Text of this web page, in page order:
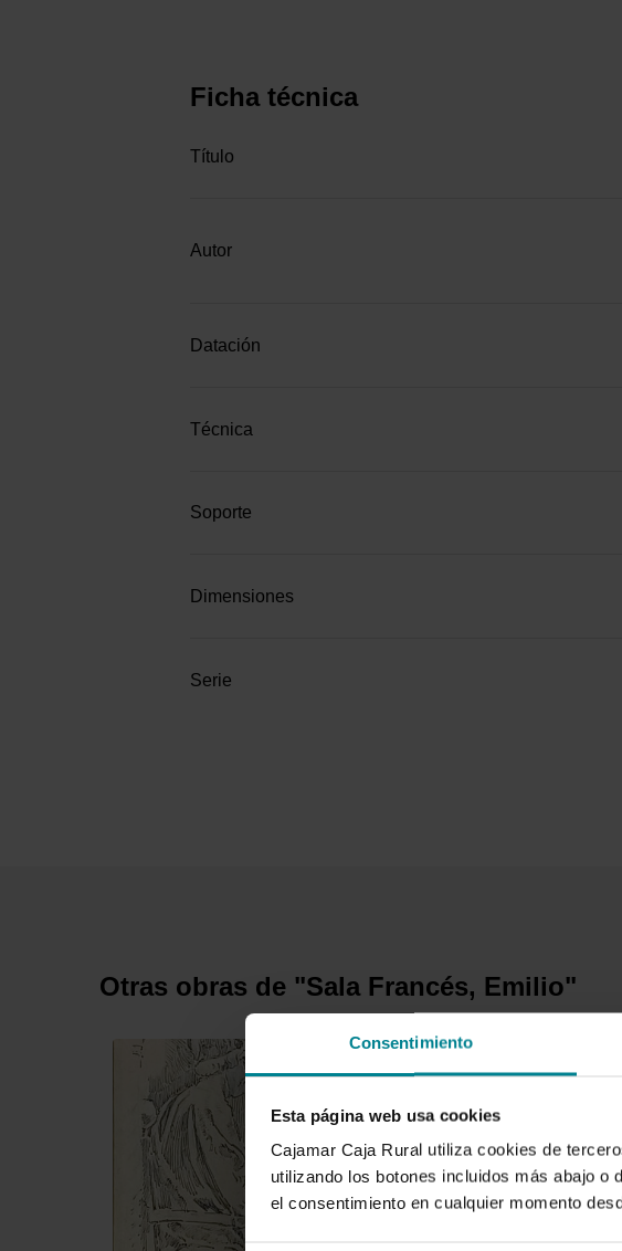
Consentimiento
Esta página web usa cookies
Cajamar Caja Rural utiliza cookies de
utilizando los botones incluidos más abajo o
el consentimiento en cualquier momento
Ficha técnica
Título
Autor
Datación
Técnica
Soporte
Dimensiones
Serie
Otras obras de "Sala Francés, Emilio"